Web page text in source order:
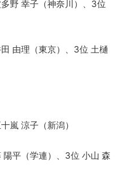
野 幸子（神奈川）、3位
由理（東京）、3位 土樋
嵐 涼子（新潟）
平（学連）、3位 小山 森